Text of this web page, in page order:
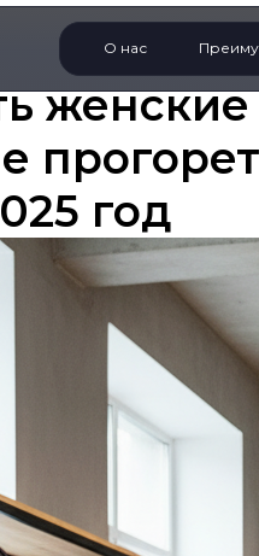
О нас
год